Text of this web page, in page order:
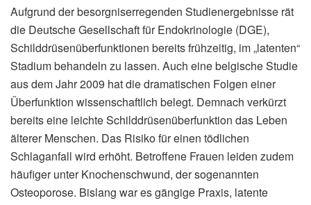
Aufgrund der besorgniserregenden Studienergebnisse rät
die Deutsche Gesellschaft für Endokrinologie (DGE),
Schilddrüsenüberfunktionen bereits frühzeitig, im „latenten“
Stadium behandeln zu lassen. Auch eine belgische Studie
aus dem Jahr 2009 hat die dramatischen Folgen einer
Überfunktion wissenschaftlich belegt. Demnach verkürzt
bereits eine leichte Schilddrüsenüberfunktion das Leben
älterer Menschen. Das Risiko für einen tödlichen
Schlaganfall wird erhöht. Betroffene Frauen leiden zudem
häufiger unter Knochenschwund, der sogenannten
Osteoporose. Bislang war es gängige Praxis, latente